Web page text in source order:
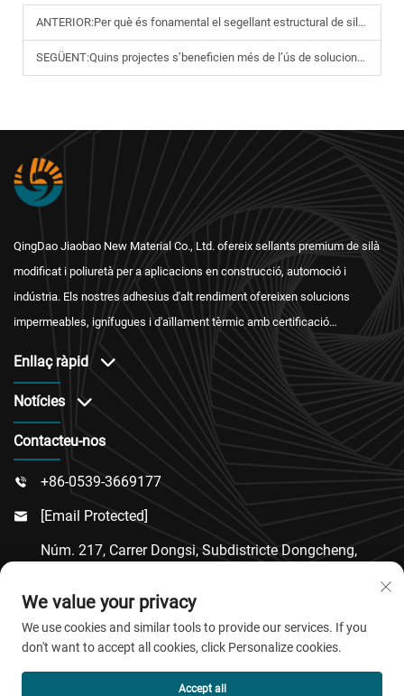
ANTERIOR:Per què és fonamental el segellant estructural de silicona per als sistemes de parets cortina de vidre?
SEGÜENT:Quins projectes s’beneficien més de l’ús de solucions de segellants de silicona PU?
QingDao Jiaobao New Material Co., Ltd. ofereix sellants premium de silà
modificat i poliuretà per a aplicacions en construcció, automoció i
indústria. Els nostres adhesius d'alt rendiment ofereixen solucions
impermeables, ignífugues i d'aïllament tèrmic amb certificació
Enllaç ràpid
Notícies
Contacteu-nos
 +86-0539-3669177
 [email Protected]
Núm. 217, Carrer Dongsi, Subdistricte Dongcheng,
Shandong
Copyright © 2026 QingDao Jiaobao New Material Co.,Ltd.
We value your privacy
We use cookies and similar tools to provide our services. If you
don't want to accept all cookies, click Personalize cookies.
Accept all